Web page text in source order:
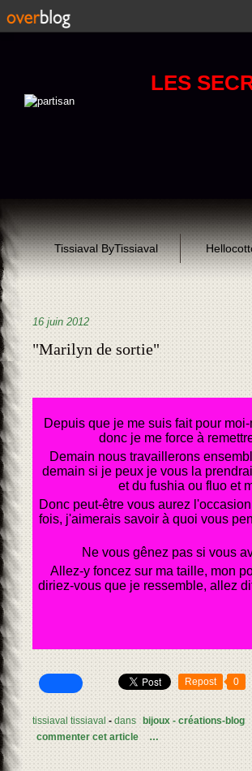
LES
Tissiaval ByTissiaval
16 juin 2012
"Marilyn de sortie"
Depuis que je me suis fait pour
donc je me force à
Demain nous travaillerons
demain si je peux je vous la
et du fushia ou fluo et
Donc peut-être vous aurez
fois, j'aimerais savoir à quoi vous
Ne vous gênez pas si vous
Allez-y foncez sur ma taille, mon
diriez-vous que je ressemble, allez
Repost 0
tissiaval tissiaval - dans bijoux - créations-blog
commenter cet article
…